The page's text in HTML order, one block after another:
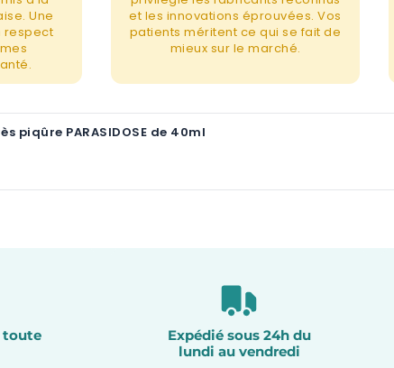
Une
respect
et les innovations éprouvées. Vos
patients méritent ce qui se fait de
mieux sur le marché.
piqûre PARASIDOSE de 40ml
toute
Expédié sous 24h du
lundi au vendredi